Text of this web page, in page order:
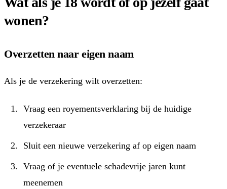
wonen?
Overzetten naar eigen naam
Als je de verzekering wilt overzetten:
Vraag een royementsverklaring bij de huidige
verzekeraar
Sluit een nieuwe verzekering af op eigen naam
Vraag of je eventuele schadevrije jaren kunt
meenemen